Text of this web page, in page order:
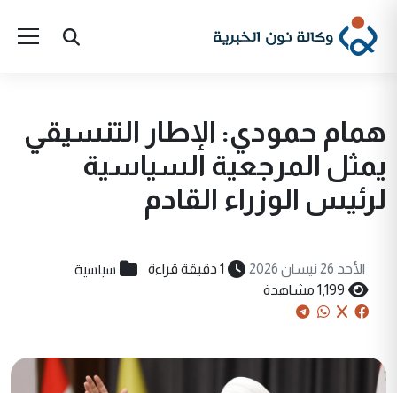
همام حمودي: الإطار التنسيقي
يمثل المرجعية السياسية
لرئيس الوزراء القادم
الأحد 26 نيسان 2026 1 دقيقة قراءة سياسية
1,199 مشاهدة